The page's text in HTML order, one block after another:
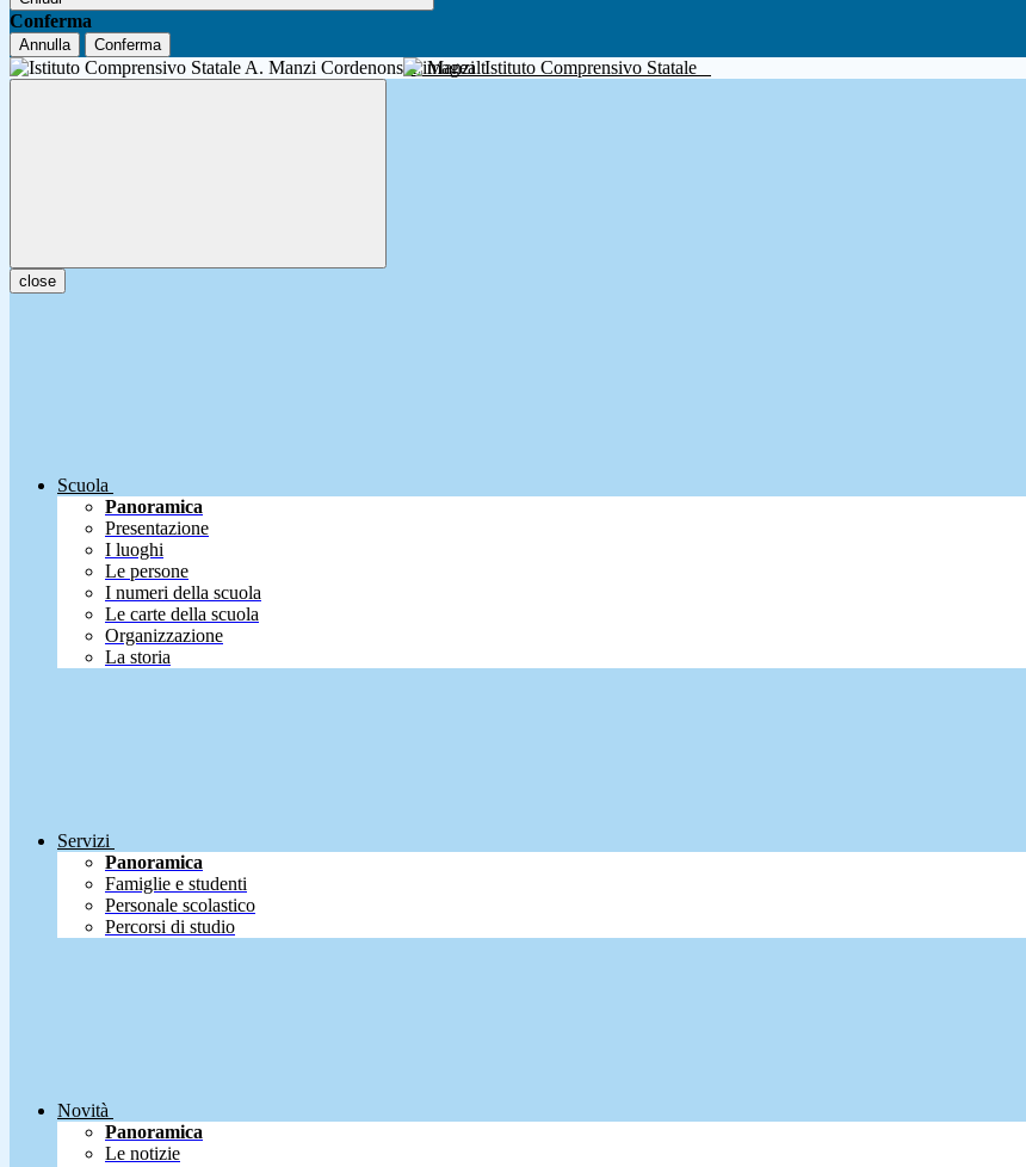
Conferma
Annulla Conferma
A. Manzi Istituto Comprensivo Statale
close
Scuola
Panoramica
Presentazione
I luoghi
Le persone
I numeri della scuola
Le carte della scuola
Organizzazione
La storia
Servizi
Panoramica
Famiglie e studenti
Personale scolastico
Percorsi di studio
Novità
Panoramica
Le notizie